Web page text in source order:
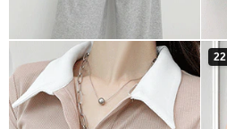
22